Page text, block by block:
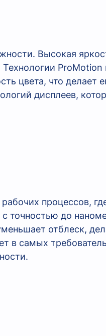
Высокая
Технологии ProMotion
цвета, что делает
дисплеев,
процессов,
точностью до
отблеск,
в самых